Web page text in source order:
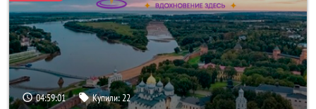
04:59:01 Купили: 22